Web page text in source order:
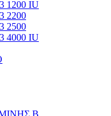
1200 IU
2200
2500
4000 IU
Β